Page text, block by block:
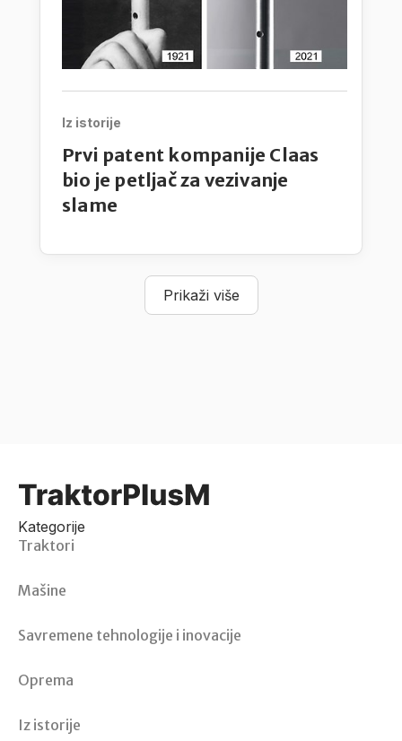
Iz istorije
Prvi patent kompanije Claas
bio je petljač za vezivanje
slame
Prikaži više
Kategorije
Traktori
Mašine
Savremene tehnologije i inovacije
Oprema
Iz istorije